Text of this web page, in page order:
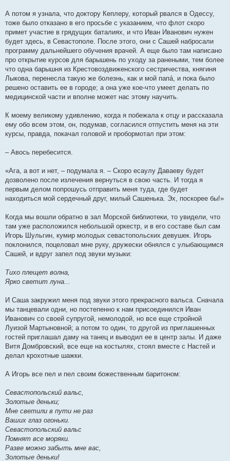
А потом я узнала, что доктору Кеплеру, который рвался в Одессу,
тоже было отказано в его просьбе с указанием, что флот скоро
примет участие в грядущих баталиях, и что Иван Иванович нужен
будет здесь, в Севастополе. После этого, они с Сашей набросали
программу дальнейшего обучения врачей. А еще было там написано
про открытие курсов для барышень по уходу за ранеными, тем более
что одна барышня из Крестовоздвиженского сестричества, княгиня
Лыкова, перенесла такую же болезнь, как и мой папá, и пока было
решено оставить ее в городе; а она уже кое-что умеет делать по
медицинской части и вполне может нас этому научить.
К моему великому удивлению, когда я побежала к отцу и рассказала
ему обо всем этом, он, подумав, согласился отпустить меня на эти
курсы, правда, покачал головой и пробормотал при этом:
– Авось перебесится.
«Ага, а вот и нет, – подумала я. – Скоро есаулу Даваеву будет
дозволено после излечения вернуться в свою часть. И тогда я
первым делом попрошусь отправить меня туда, где будет
находиться мой сердечный друг, милый Сашенька. Эх, поскорее бы!»
Когда мы вошли обратно в зал Морской библиотеки, то увидели, что
там уже расположился небольшой оркестр, и в его составе был сам
Игорь Шульгин, кумир молодых севастопольских девушек. Игорь
поклонился, поцеловал мне руку, дружески обнялся с улыбающимся
Сашей, и вдруг запел под звуки музыки:
Тихо плещет волна,
Ярко светит луна...
И Саша закружил меня под звуки этого прекрасного вальса. Сначала
мы танцевали одни, но постепенно к нам присоединился Иван
Иванович со своей супругой, немолодой, но все еще стройной
Луизой Мартыновной; а потом то один, то другой из приглашенных
гостей приглашал даму на танец и выводил ее в центр залы. И даже
Витя Домбровский, все еще на костылях, стоял вместе с Настей и
делал крохотные шажки.
А Игорь все пел и пел своим божественным баритоном:
Севастопольский вальс,
Золотые деньки;
Мне светили в пути не раз
Ваших глаз огоньки.
Севастопольский вальс
Помнят все моряки.
Разве можно забыть мне вас,
Золотые деньки!